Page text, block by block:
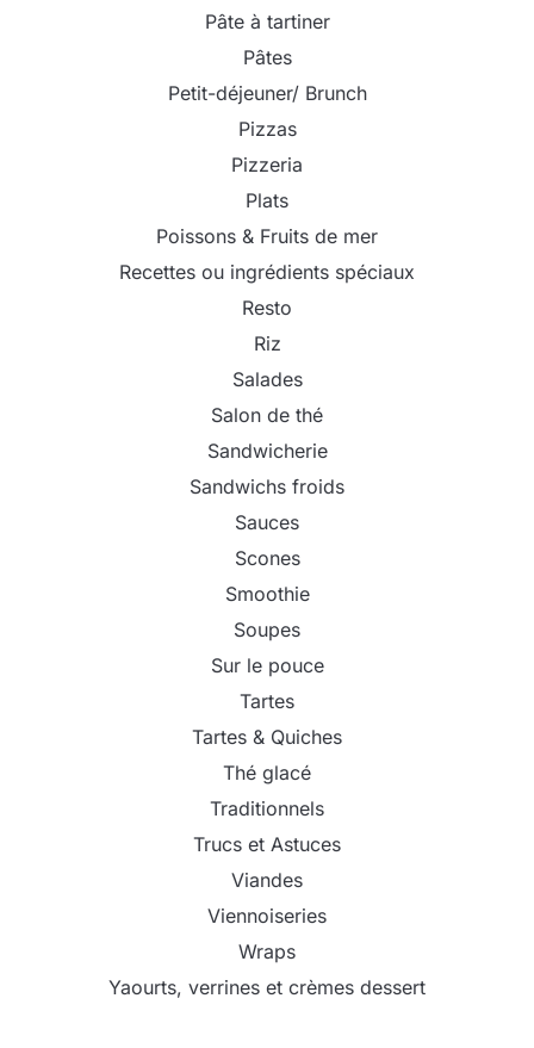
Pâte à tartiner
Pâtes
Petit-déjeuner/ Brunch
Pizzas
Pizzeria
Plats
Poissons & Fruits de mer
Recettes ou ingrédients spéciaux
Resto
Riz
Salades
Salon de thé
Sandwicherie
Sandwichs froids
Sauces
Scones
Smoothie
Soupes
Sur le pouce
Tartes
Tartes & Quiches
Thé glacé
Traditionnels
Trucs et Astuces
Viandes
Viennoiseries
Wraps
Yaourts, verrines et crèmes dessert